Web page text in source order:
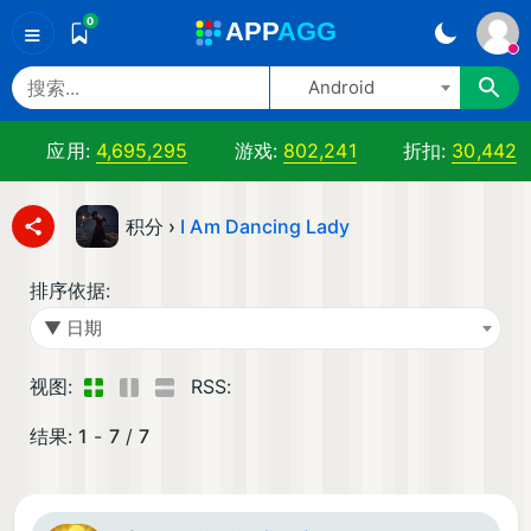
≡ 0 APPAGG
Android
应用: 4,695,295 游戏: 802,241 折扣: 30,442
积分 › I Am Dancing Lady
排序依据:
▼ 日期
视图: RSS:
结果: 1 - 7/ 7